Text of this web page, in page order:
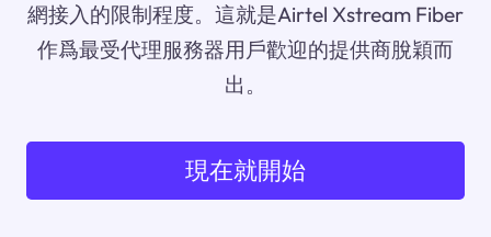
網接入的限制程度。這就是Airtel Xstream Fiber
作爲最受代理服務器用戶歡迎的提供商脫穎而
出。
現在就開始